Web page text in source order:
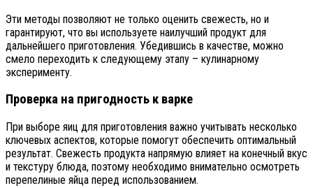
Эти методы позволяют не только оценить свежесть, но и
гарантируют, что вы используете наилучший продукт для
дальнейшего приготовления. Убедившись в качестве, можно
смело переходить к следующему этапу – кулинарному
эксперименту.
Проверка на пригодность к варке
При выборе яиц для приготовления важно учитывать несколько
ключевых аспектов, которые помогут обеспечить оптимальный
результат. Свежесть продукта напрямую влияет на конечный вкус
и текстуру блюда, поэтому необходимо внимательно осмотреть
перепелиные яйца перед использованием.